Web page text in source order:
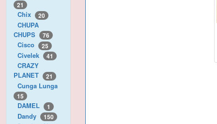
21
Chix 20
CHUPA
CHUPS
76
Cisco 25
Civelek 41
CRAZY
PLANET
21
Cunga Lunga
15
DAMEL 1
Dandy 150